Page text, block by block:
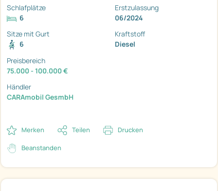
Schlafplätze
6
Erstzulassung
06/2024
Sitze mit Gurt
6
Kraftstoff
Diesel
Preisbereich
75.000 - 100.000 €
Händler
CARAmobil GesmbH
Merken Teilen Drucken
Beanstanden